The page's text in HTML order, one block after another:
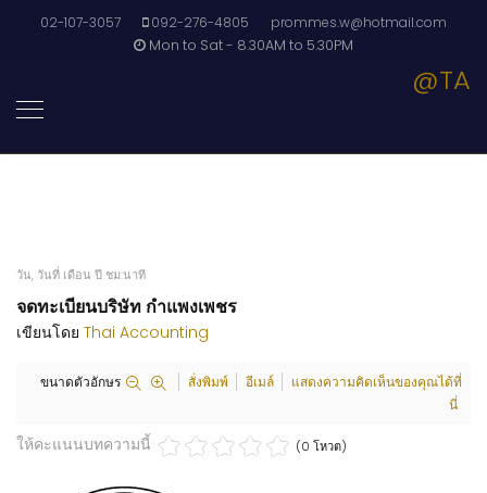
02-107-3057 092-276-4805
prommes.w@hotmail.com
Mon to Sat - 8.30AM to 5.30PM
@TA
วัน, วันที่ เดือน ปี ชม:นาที
จดทะเบียนบริษัท กำแพงเพชร
เขียนโดย Thai Accounting
ขนาดตัวอักษร สั่งพิมพ์ อีเมล์
แสดงความคิดเห็นของคุณได้ที่
นี่
ให้คะแนนบทความนี้ (0 โหวต)